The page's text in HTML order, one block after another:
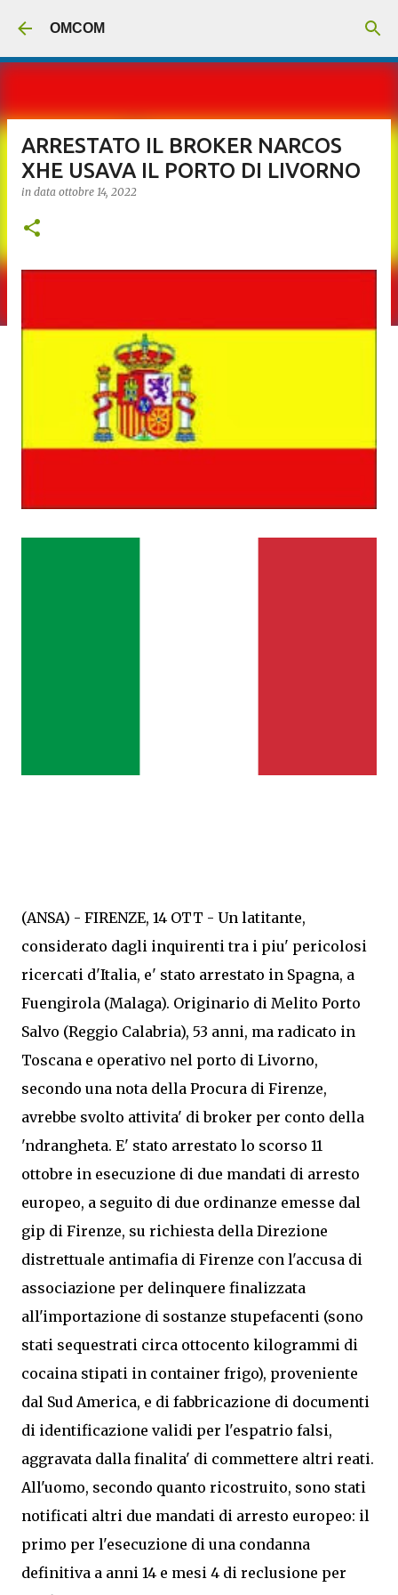
OMCOM
ARRESTATO IL BROKER NARCOS
XHE USAVA IL PORTO DI LIVORNO
in data ottobre 14, 2022
(ANSA) - FIRENZE, 14 OTT - Un latitante,
considerato dagli inquirenti tra i piu' pericolosi
ricercati d'Italia, e' stato arrestato in Spagna, a
Fuengirola (Malaga). Originario di Melito Porto
Salvo (Reggio Calabria), 53 anni, ma radicato in
Toscana e operativo nel porto di Livorno,
secondo una nota della Procura di Firenze,
avrebbe svolto attivita' di broker per conto della
'ndrangheta. E' stato arrestato lo scorso 11
ottobre in esecuzione di due mandati di arresto
europeo, a seguito di due ordinanze emesse dal
gip di Firenze, su richiesta della Direzione
distrettuale antimafia di Firenze con l'accusa di
associazione per delinquere finalizzata
all'importazione di sostanze stupefacenti (sono
stati sequestrati circa ottocento kilogrammi di
cocaina stipati in container frigo), proveniente
dal Sud America, e di fabbricazione di documenti
di identificazione validi per l'espatrio falsi,
aggravata dalla finalita' di commettere altri reati.
All'uomo, secondo quanto ricostruito, sono stati
notificati altri due mandati di arresto europeo: il
primo per l'esecuzione di una condanna
definitiva a anni 14 e mesi 4 di reclusione per